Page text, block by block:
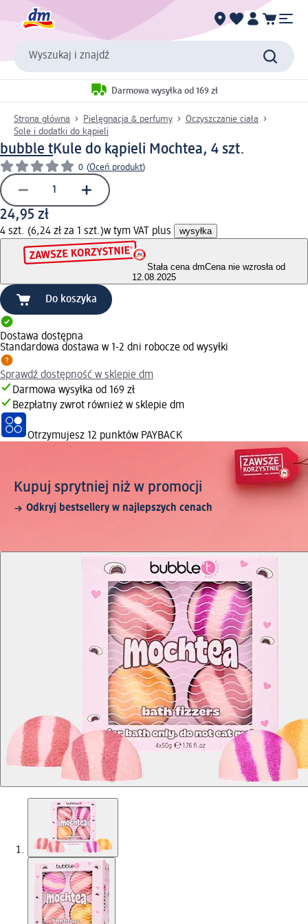
Wyszukaj i znajdź
Darmowa wysyłka od 169 zł
Strona główna Pielęgnacja & perfumy
Oczyszczanie ciała
Sole i dodatki do kąpieli
bubble tKule do kąpieli Mochtea, 4 szt.
0 (Oceń produkt)
24,95 zł
4 szt. (6,24 zł za 1 szt.)w tym VAT plus wysyłka
Stała cena dmCena nie wzrosła od
12.08.2025
Do koszyka
Dostawa dostępna
Standardowa dostawa w 1-2 dni robocze od wysyłki
Sprawdź dostępność w sklepie dm
Darmowa wysyłka od 169 zł
Bezpłatny zwrot również w sklepie dm
Otrzymujesz 12 punktów PAYBACK
Kupuj sprytniej niż w promocji
Odkryj bestsellery w najlepszych cenach